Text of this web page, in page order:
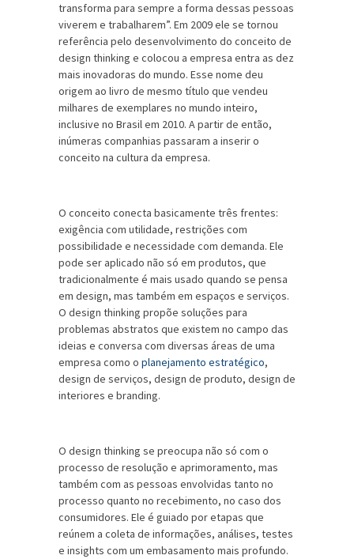
transforma para sempre a forma dessas pessoas
viverem e trabalharem”. Em 2009 ele se tornou
referência pelo desenvolvimento do conceito de
design thinking e colocou a empresa entra as dez
mais inovadoras do mundo. Esse nome deu
origem ao livro de mesmo título que vendeu
milhares de exemplares no mundo inteiro,
inclusive no Brasil em 2010. A partir de então,
inúmeras companhias passaram a inserir o
conceito na cultura da empresa.
O conceito conecta basicamente três frentes:
exigência com utilidade, restrições com
possibilidade e necessidade com demanda. Ele
pode ser aplicado não só em produtos, que
tradicionalmente é mais usado quando se pensa
em design, mas também em espaços e serviços.
O design thinking propõe soluções para
problemas abstratos que existem no campo das
ideias e conversa com diversas áreas de uma
empresa como o planejamento estratégico,
design de serviços, design de produto, design de
interiores e branding.
O design thinking se preocupa não só com o
processo de resolução e aprimoramento, mas
também com as pessoas envolvidas tanto no
processo quanto no recebimento, no caso dos
consumidores. Ele é guiado por etapas que
reúnem a coleta de informações, análises, testes
e insights com um embasamento mais profundo.